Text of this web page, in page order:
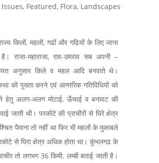
, Featured, Flora, Landscapes
किलों, महलों, गढों और गढियों के लिए जाना
राजा-महाराजा, राव-उमराव सब अपनी –
अनुसार किले व महल आदि बनवाते थे।
को पुख्ता करने एवं आन्तरिक गतिविधियों को
हेतु अलग-अलग मोटाई, ऊँचाई व बनावट की
जाती थी। परकोटे की प्राचीरों से घिरे क्षेत्र
पैमाना तो नहीं था फिर भी महलों के मुकाबले
से घिरा क्षेत्र अधिक होता था। कुंभलगढ के
तो लगभग 36 किमी. लम्बी बताई जाती है।